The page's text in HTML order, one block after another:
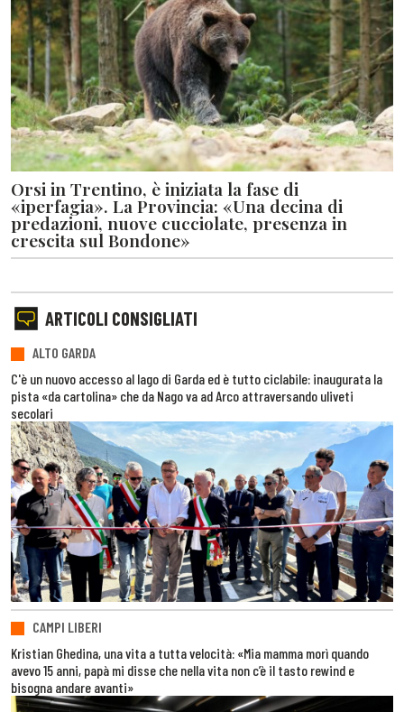
Orsi in Trentino, è iniziata la fase di
«iperfagia». La Provincia: «Una decina di
predazioni, nuove cucciolate, presenza in
crescita sul Bondone»
ARTICOLI CONSIGLIATI
ALTO GARDA
C'è un nuovo accesso al lago di Garda ed è tutto ciclabile: inaugurata la
pista «da cartolina» che da Nago va ad Arco attraversando uliveti
secolari
CAMPI LIBERI
Kristian Ghedina, una vita a tutta velocità: «Mia mamma morì quando
avevo 15 anni, papà mi disse che nella vita non c’è il tasto rewind e
bisogna andare avanti»